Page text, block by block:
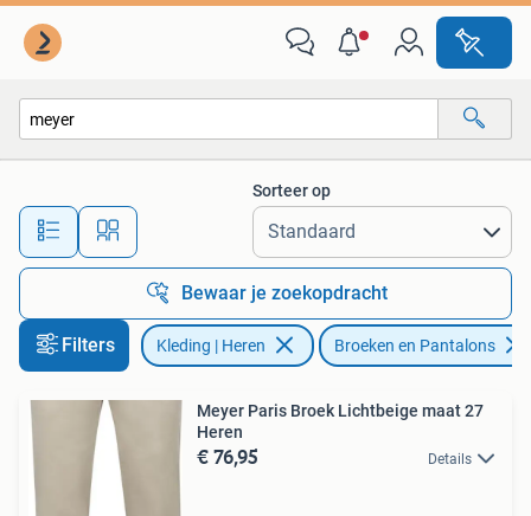
Alle afstanden…
Sorteer op
Bewaar je zoekopdracht
Filters Kleding | Heren Broeken en Pantalons
Meyer Paris Broek Lichtbeige maat 27
Heren
€ 76,95 Details